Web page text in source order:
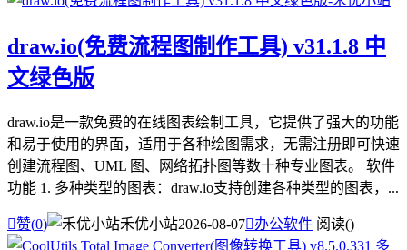
draw.io(免费流程图制作工具) v31.1.8 中
文绿色版
draw.io是一款免费的在线图表绘制工具，它提供了强大的功能
和易于使用的界面，适用于各种绘图需求，无需注册即可快速
创建流程图、UML 图、网络拓扑图等数十种专业图表。 软件
功能 1. 多种类型的图表：draw.io支持创建各种类型的图表，...
赞(0) 禾优小站2026-08-07办公软件 阅读()